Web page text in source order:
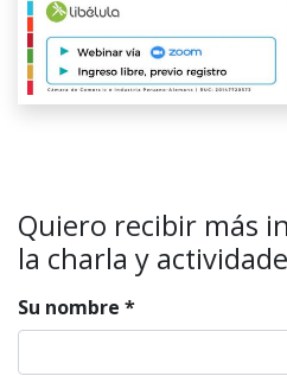
Quiero recibir más
la charla y
Su nombre